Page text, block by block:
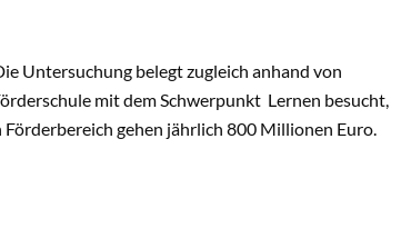
Untersuchung belegt zugleich anhand von
mit dem Schwerpunkt Lernen besucht,
gehen jährlich 800 Millionen Euro.